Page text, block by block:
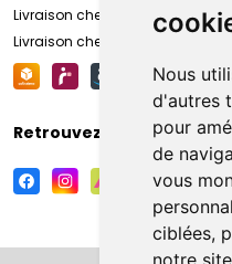
Nous
d'autres
pour
de
vous
ciblées,
notre
Livraison chez vous
Livraison chez votre commerçant
Retrouvez-nous sur vos